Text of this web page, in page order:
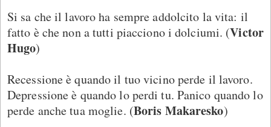
Si sa che il lavoro ha sempre addolcito la vita: il
fatto è che non a tutti piacciono i dolciumi. (Victor
Hugo)
Recessione è quando il tuo vicino perde il lavoro.
Depressione è quando lo perdi tu. Panico quando lo
perde anche tua moglie. (Boris Makaresko)